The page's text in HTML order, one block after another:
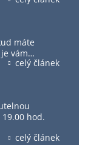
máte
vám…
celý článek
hod.
celý článek